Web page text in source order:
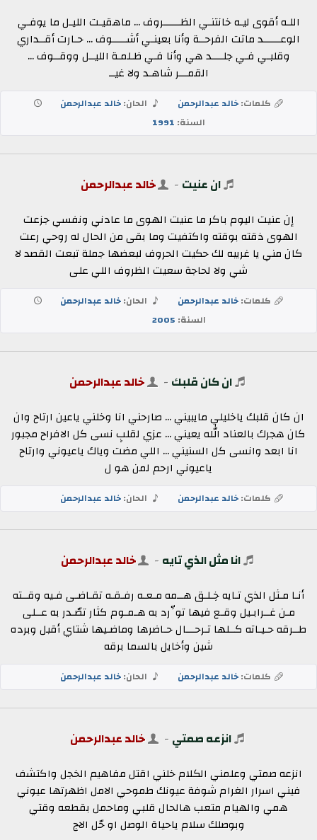
اللـه أقوى ليـه خانتنـي الظــــــروف ... ماهقيـت الليـل ما يوفـي
الوعــــــد ماتت الفرحــة وأنا بعينـي أشـــــوف ... حـارت أقــداري
وقلبـي فـي جلــــد هي وأنا فـي ظـلمـة الليــل ووقــوف ...
القمـــر شاهـد ولا غيــ
كلمات:خالد عبدالرحمن الحان:خالد عبدالرحمن
السنة: 1991
ان عنيت - خالد عبدالرحمن
إن عنيت اليوم باكر ما عنيت الهوى ما عادني ونفسي جزعت
الهوى ذقته بوقته واكتفيت وما بقى من الحال له روحي رعت
كان مني يا غريبه لك حكيت الحروف لبعضها جملة تبعت القصد لا
شي ولا لحاجة سعيت الظروف اللي على
كلمات:خالد عبدالرحمن الحان:خالد عبدالرحمن
السنة: 2005
ان كان قلبك - خالد عبدالرحمن
ان كان قلبك ياخليلي مايبيني ... صارحني انا وخلني ياعين ارتاح وان
كان هجرك بالعناد الله يعيني ... عزي لقلبٍ نسى كل الافراح مجبور
انا ابعد وانسى كل السنيني ... اللي مضت وياك ياعيوني وارتاح
ياعيوني ارحم لمن هو ل
كلمات:خالد عبدالرحمن الحان:خالد عبدالرحمن
انا مثل الذي تايه - خالد عبدالرحمن
أنـا مـثل الذي تـايه خِـلـق هــمه مـعـه رفـقـه تقـاضـى فـيه وقــته
مـن غــرابـيل وقـع فيها توِّرد به هـمـوم كثار تصّـدر به عــلى
طــرقه حـيـاته كــلها تـرحـــال حـاضرها وماضـيها شتاي أقبل وبرده
شين وأخايل بالسما برقه
كلمات:خالد عبدالرحمن الحان:خالد عبدالرحمن
انزعه صمتي - خالد عبدالرحمن
انزعه صمتي وعلمني الكلام خلني اقتل مفاهيم الخجل واكتشف
فيني اسرار الغرام شوفة عيونك طموحي الامل اظهرتها عيوني
همي والهيام متعب هالحال قلبي وماحمل بقطعه وقتي
وبوصلك سلام ياحياة الوصل او حّل الاج